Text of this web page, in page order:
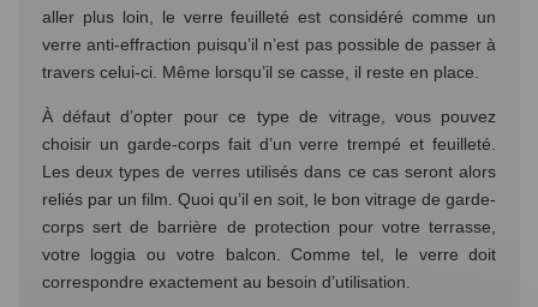
aller plus loin, le verre feuilleté est considéré comme un
verre anti-effraction puisqu’il n’est pas possible de passer à
travers celui-ci. Même lorsqu’il se casse, il reste en place.
À défaut d’opter pour ce type de vitrage, vous pouvez
choisir un garde-corps fait d’un verre trempé et feuilleté.
Les deux types de verres utilisés dans ce cas seront alors
reliés par un film. Quoi qu’il en soit, le bon vitrage de garde-
corps sert de barrière de protection pour votre terrasse,
votre loggia ou votre balcon. Comme tel, le verre doit
correspondre exactement au besoin d’utilisation.